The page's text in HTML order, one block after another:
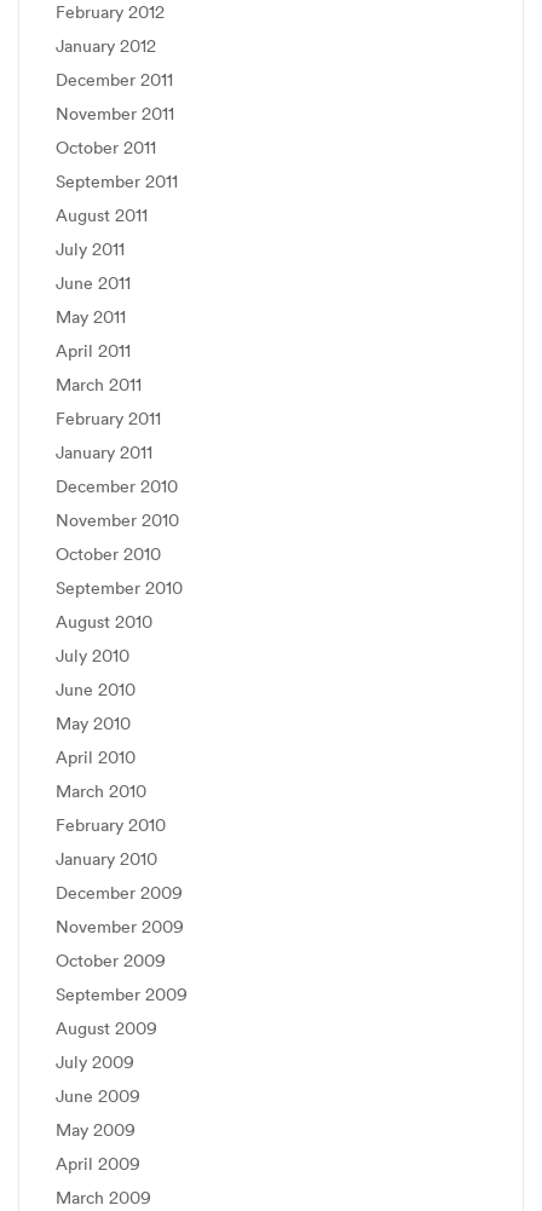
February 2012
January 2012
December 2011
November 2011
October 2011
September 2011
August 2011
July 2011
June 2011
May 2011
April 2011
March 2011
February 2011
January 2011
December 2010
November 2010
October 2010
September 2010
August 2010
July 2010
June 2010
May 2010
April 2010
March 2010
February 2010
January 2010
December 2009
November 2009
October 2009
September 2009
August 2009
July 2009
June 2009
May 2009
April 2009
March 2009